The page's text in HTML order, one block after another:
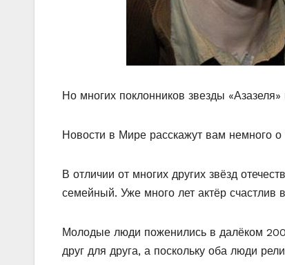
Но многих поклонников звезды
Новости в Мире расскажут вам немного
В отличии от многих других звёзд
семейный. Уже много лет актёр счастлив
Молодые люди поженились в далёком
друг для друга, а поскольку оба люди